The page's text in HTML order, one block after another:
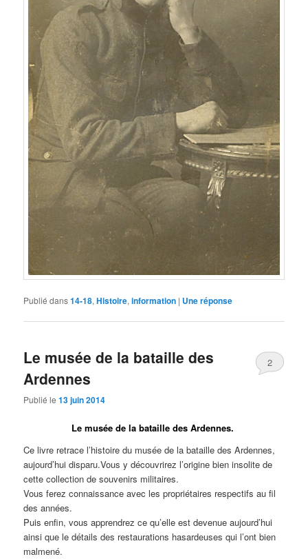
Publié dans14-18,Histoire,information | Uneréponse
Le musée de la bataille des
Ardennes
Publié le13 juin 2014
2
Le musée de la bataille des Ardennes.
Ce livre retrace l’histoire du musée de la bataille des Ardennes,
aujourd’hui disparu.Vous y découvrirez l’origine bien insolite de
cette collection de souvenirs militaires.
Vous ferez connaissance avec les propriétaires respectifs au fil
des années.
Puis enfin, vous apprendrez ce qu’elle est devenue aujourd’hui
ainsi que le détails des restaurations hasardeuses qui l’ont bien
malmené.